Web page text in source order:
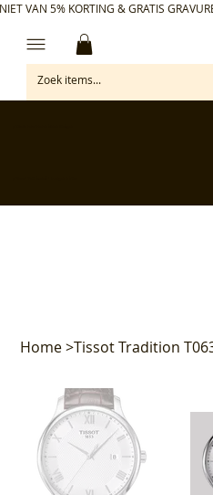
VAN 5% KORTING & GRATIS
Home>Tissot Tradition